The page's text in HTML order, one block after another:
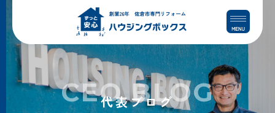
コ
テ
ン
ス
ナ
ゲ
ー
ン
代表ブログ
CEO BLOG